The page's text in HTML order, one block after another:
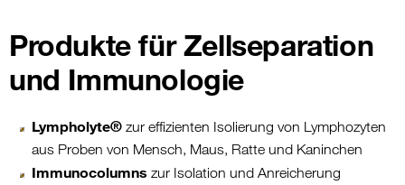
Produkte für Zellseparation
und Immunologie
Lympholyte® zur effizienten Isolierung von Lymphozyten
aus Proben von Mensch, Maus, Ratte und Kaninchen
Immunocolumns zur Isolation und Anreicherung